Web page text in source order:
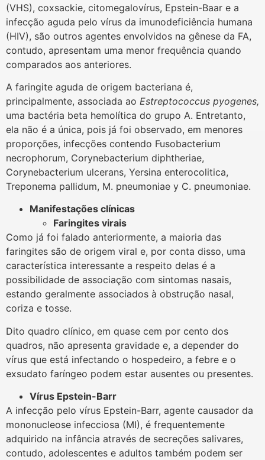
(VHS), coxsackie, citomegalovírus, Epstein-Baar e a
infecção aguda pelo vírus da imunodeficiência humana
(HIV), são outros agentes envolvidos na gênese da FA,
contudo, apresentam uma menor frequência quando
comparados aos anteriores.
A faringite aguda de origem bacteriana é,
principalmente, associada ao Estreptococcus pyogenes,
uma bactéria beta hemolítica do grupo A. Entretanto,
ela não é a única, pois já foi observado, em menores
proporções, infecções contendo Fusobacterium
necrophorum, Corynebacterium diphtheriae,
Corynebacterium ulcerans, Yersina enterocolitica,
Treponema pallidum, M. pneumoniae y C. pneumoniae.
Manifestações clínicas
Faringites virais
Como já foi falado anteriormente, a maioria das
faringites são de origem viral e, por conta disso, uma
característica interessante a respeito delas é a
possibilidade de associação com sintomas nasais,
estando geralmente associados à obstrução nasal,
coriza e tosse.
Dito quadro clínico, em quase cem por cento dos
quadros, não apresenta gravidade e, a depender do
vírus que está infectando o hospedeiro, a febre e o
exsudato faríngeo podem estar ausentes ou presentes.
Vírus Epstein-Barr
A infecção pelo vírus Epstein-Barr, agente causador da
mononucleose infecciosa (MI), é frequentemente
adquirido na infância através de secreções salivares,
contudo, adolescentes e adultos também podem ser